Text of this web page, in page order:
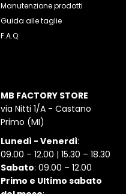
Manutenzione prodotti
Guida alle taglie
F.A.Q.
MB FACTORY STORE
via Nitti 1/A - Castano
Primo (MI)
Lunedì - Venerdì:
09.00 – 12.00 | 15.30 – 18.30
Sabato: 09.00 – 12.00
Primo e Ultimo sabato